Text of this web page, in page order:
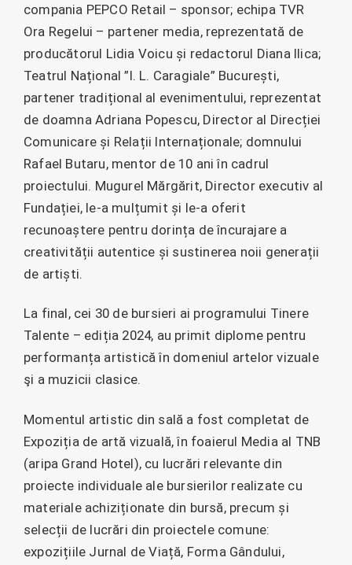
compania PEPCO Retail – sponsor; echipa TVR
Ora Regelui – partener media, reprezentată de
producătorul Lidia Voicu și redactorul Diana Ilica;
Teatrul Național ”I. L. Caragiale” București,
partener tradițional al evenimentului, reprezentat
de doamna Adriana Popescu, Director al Direcției
Comunicare și Relații Internaționale; domnului
Rafael Butaru, mentor de 10 ani în cadrul
proiectului. Mugurel Mărgărit, Director executiv al
Fundației, le-a mulțumit și le-a oferit
recunoaștere pentru dorința de încurajare a
creativității autentice și sustinerea noii generații
de artiști.
La final, cei 30 de bursieri ai programului Tinere
Talente – ediția 2024, au primit diplome pentru
performanța artistică în domeniul artelor vizuale
şi a muzicii clasice.
Momentul artistic din sală a fost completat de
Expoziția de artă vizuală, în foaierul Media al TNB
(aripa Grand Hotel), cu lucrări relevante din
proiecte individuale ale bursierilor realizate cu
materiale achiziționate din bursă, precum și
selecții de lucrări din proiectele comune:
expozițiile Jurnal de Viață, Forma Gândului,